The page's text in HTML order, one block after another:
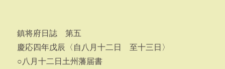
鎮将府日誌 第五
慶応四年戊辰〈自八月十二日 至十三日〉
○八月十二日土州藩届書